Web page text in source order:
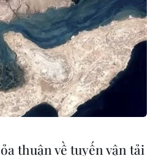
cư cho
triển thị
mạnh, bền
thuận về tuyến vận tải